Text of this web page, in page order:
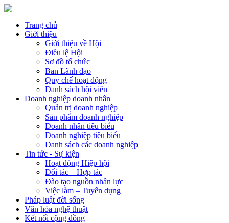
Trang chủ
Giới thiệu
Giới thiệu về Hội
Điều lệ Hội
Sơ đồ tổ chức
Ban Lãnh đạo
Quy chế hoạt động
Danh sách hội viên
Doanh nghiệp doanh nhân
Quản trị doanh nghiệp
Sản phẩm doanh nghiệp
Doanh nhân tiêu biểu
Doanh nghiệp tiêu biểu
Danh sách các doanh nghiệp
Tin tức - Sự kiện
Hoạt động Hiệp hội
Đối tác – Hợp tác
Đào tạo nguồn nhân lực
Việc làm – Tuyển dụng
Pháp luật đời sống
Văn hóa nghệ thuật
Kết nối cộng đồng